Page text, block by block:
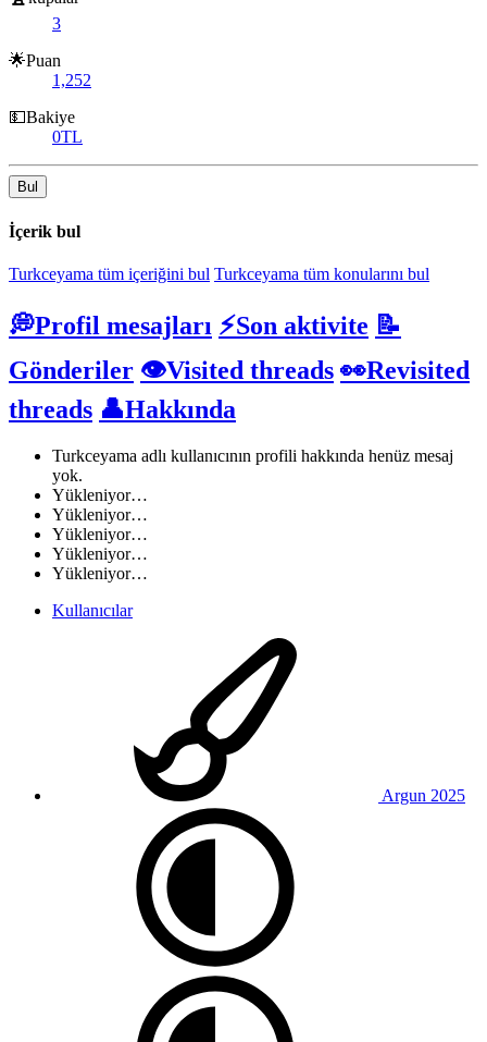
3
🌟Puan
1,252
💵Bakiye
0TL
Bul
İçerik bul
Turkceyama tüm içeriğini bul Turkceyama tüm konularını bul
💭Profil mesajları ⚡Son aktivite 📝
Gönderiler 👁️Visited threads 👀Revisited
threads 👤Hakkında
Turkceyama adlı kullanıcının profili hakkında henüz mesaj
yok.
Yükleniyor…
Yükleniyor…
Yükleniyor…
Yükleniyor…
Yükleniyor…
Kullanıcılar
Argun 2025